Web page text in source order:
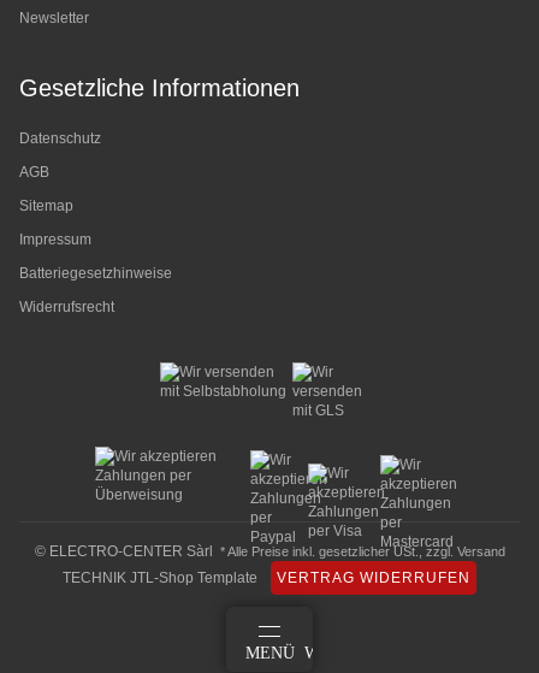
Newsletter
Gesetzliche Informationen
Datenschutz
AGB
Sitemap
Impressum
Batteriegesetzhinweise
Widerrufsrecht
© ELECTRO-CENTER Sàrl * Alle Preise inkl. gesetzlicher USt., zzgl. Versand
TECHNIK JTL-Shop Template VERTRAG WIDERRUFEN
MENÜ WARENKORB